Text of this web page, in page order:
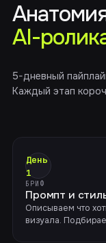
AI-
5-дневный
Каждый этап
День
1
БРИФ
Промпт и
Описываем что
визуала.